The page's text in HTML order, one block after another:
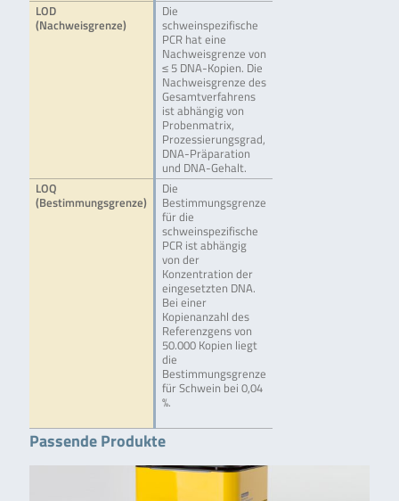
LOD
(Nachweisgrenze)
Die
schweinspezifische
PCR hat eine
Nachweisgrenze von
≤ 5 DNA-Kopien. Die
Nachweisgrenze des
Gesamtverfahrens
ist abhängig von
Probenmatrix,
Prozessierungsgrad,
DNA-Präparation
und DNA-Gehalt.
LOQ
(Bestimmungsgrenze)
Die
Bestimmungsgrenze
für die
schweinspezifische
PCR ist abhängig
von der
Konzentration der
eingesetzten DNA.
Bei einer
Kopienanzahl des
Referenzgens von
50.000 Kopien liegt
die
Bestimmungsgrenze
für Schwein bei 0,04
%.
Passende Produkte